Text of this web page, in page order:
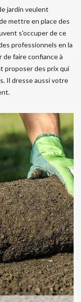
jardin veulent
mettre en place des
s'occuper de ce
professionnels en la
de faire confiance à
proposer des prix qui
Il dresse aussi votre